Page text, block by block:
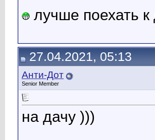
лучше поехать к
27.04.2021, 05:13
Анти-Дот
Senior Member
на дачу )))